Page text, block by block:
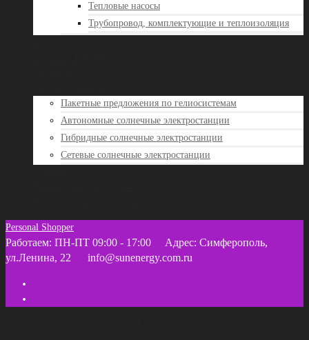
Тепловые насосы
Трубопровод, комплектующие и теплоизоляция
Пакетные предложения по гелиосистемам
Автономные солнечные электростанции
Гибридные солнечные электростанции
Сетевые солнечные электростанции
Personal Shopper
Работаем: ПН-ПТ 09:00 - 17:00
Адрес: Симферополь,
ул.Ленина, 22
info@sunenergy.com.ru